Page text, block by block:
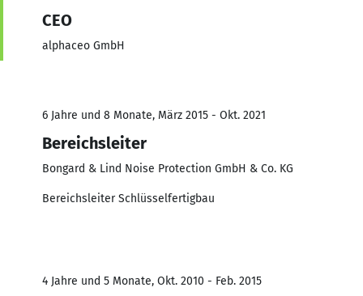
CEO
alphaceo GmbH
6 Jahre und 8 Monate, März 2015 - Okt. 2021
Bereichsleiter
Bongard & Lind Noise Protection GmbH & Co. KG
Bereichsleiter Schlüsselfertigbau
4 Jahre und 5 Monate, Okt. 2010 - Feb. 2015